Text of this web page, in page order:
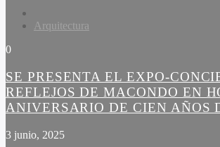
Arquitectura
0
SE PRESENTA EL EXPO-
REFLEJOS DE MACONDO EN
ANIVERSARIO DE CIEN AÑOS
3 junio, 2025